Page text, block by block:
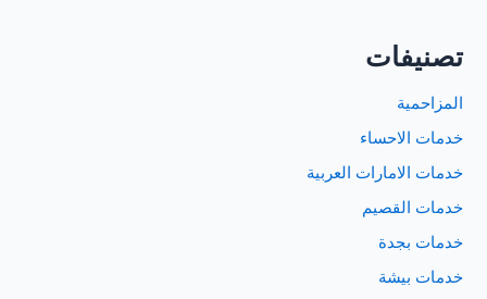
تصنيفات
المزاحمية
خدمات الاحساء
خدمات الامارات العربية
خدمات القصيم
خدمات بجدة
خدمات بيشة